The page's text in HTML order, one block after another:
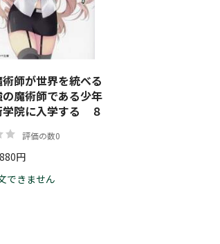
師が世界を統べる
魔術師である少年
学院に入学する ８
評価の数0
円
できません